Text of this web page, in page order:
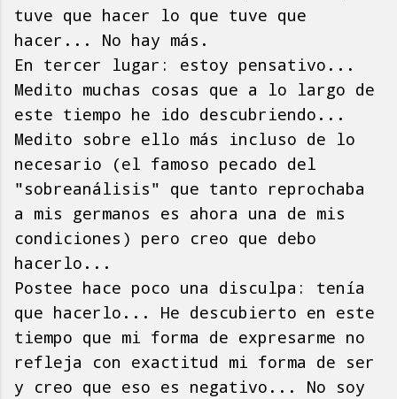
tuve que hacer lo que tuve que
hacer... No hay más.
En tercer lugar: estoy pensativo...
Medito muchas cosas que a lo largo de
este tiempo he ido descubriendo...
Medito sobre ello más incluso de lo
necesario (el famoso pecado del
"sobreanálisis" que tanto reprochaba
a mis germanos es ahora una de mis
condiciones) pero creo que debo
hacerlo...
Postee hace poco una disculpa: tenía
que hacerlo... He descubierto en este
tiempo que mi forma de expresarme no
refleja con exactitud mi forma de ser
y creo que eso es negativo... No soy